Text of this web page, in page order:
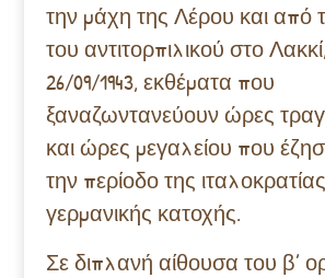
την μάχη της Λέρου και από
του αντιτορπιλικού στο
26/09/1943, εκθέματα που
ξαναζωντανεύουν ώρες
και ώρες μεγαλείου που
την περίοδο της
γερμανικής κατοχής.
Σε διπλανή αίθουσα του β’